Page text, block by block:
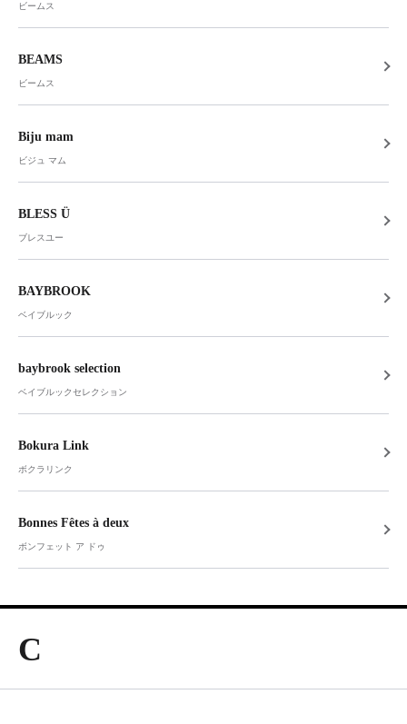
ビームス
BEAMS
ビームス
Biju mam
ビジュ マム
BLESS Ü
ブレスユー
BAYBROOK
ベイブルック
baybrook selection
ベイブルックセレクション
Bokura Link
ボクラリンク
Bonnes Fêtes à deux
ボンフェット ア ドゥ
C